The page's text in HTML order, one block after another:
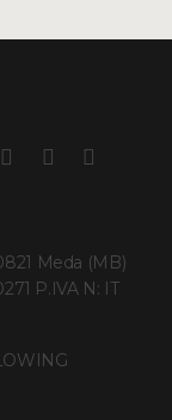
Meda (MB)
P.IVA N: IT